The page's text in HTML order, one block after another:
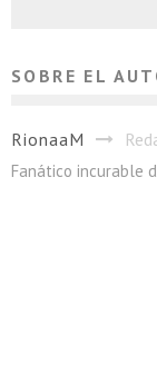
SOBRE EL
RionaaM
Fanático incurable